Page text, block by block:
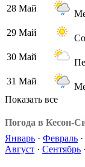
28 Май
29 Май
30 Май
31 Май
Показать все
Погода в Кесон-
Январь · Февраль ·
Август · Сентябрь ·